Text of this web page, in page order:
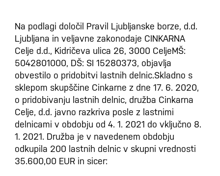
Na podlagi določil Pravil Ljubljanske borze, d.d.
Ljubljana in veljavne zakonodaje CINKARNA
Celje d.d., Kidričeva ulica 26, 3000 CeljeMŠ:
5042801000, DŠ: SI 15280373, objavlja
obvestilo o pridobitvi lastnih delnic.Skladno s
sklepom skupščine Cinkarne z dne 17. 6. 2020,
o pridobivanju lastnih delnic, družba Cinkarna
Celje, d.d. javno razkriva posle z lastnimi
delnicami v obdobju od 4. 1. 2021 do vključno 8.
1. 2021. Družba je v navedenem obdobju
odkupila 200 lastnih delnic v skupni vrednosti
35.600,00 EUR in sicer: